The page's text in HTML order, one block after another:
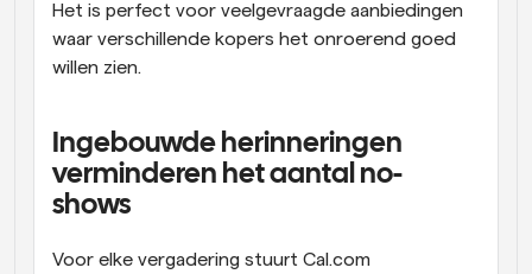
Het is perfect voor veelgevraagde aanbiedingen
waar verschillende kopers het onroerend goed
willen zien.
Ingebouwde herinneringen
verminderen het aantal no-
shows
Voor elke vergadering stuurt Cal.com